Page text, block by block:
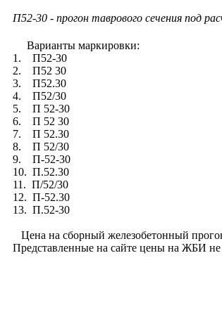
П52-30 - прогон таврового сечения под
Варианты маркировки:
1. П52-30
2. П52 30
3. П52.30
4. П52/30
5. П 52-30
6. П 52 30
7. П 52.30
8. П 52/30
9. П-52-30
10. П.52.30
11. П/52/30
12. П-52.30
13. П.52-30
Цена на сборный железобетонный
Представленные на сайте цены на ЖБИ не